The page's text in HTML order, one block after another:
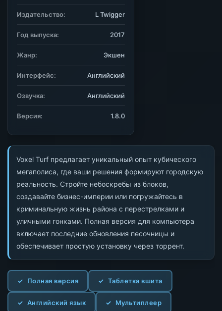
Voxel Turf предлагает уникальный опыт кубического
мегаполиса, где ваши решения формируют городскую
реальность. Стройте небоскребы из блоков,
создавайте бизнес-империи или погружайтесь в
криминальную жизнь района с перестрелками и
уличными гонками. Полная версия для компьютера
включает последние обновления песочницы и
обеспечивает простую установку через торрент.
Полная версия Таблетка вшита
Английский язык Мультиплеер
Издательство: L Twigger
Год выпуска: 2017
Жанр: Экшен
Интерфейс: Английский
Озвучка: Английский
Версия: 1.8.0